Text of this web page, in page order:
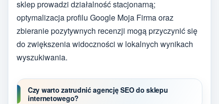
sklep prowadzi działalność stacjonarną;
optymalizacja profilu Google Moja Firma oraz
zbieranie pozytywnych recenzji mogą przyczynić się
do zwiększenia widoczności w lokalnych wynikach
wyszukiwania.
Czy warto zatrudnić agencję SEO do sklepu
internetowego?